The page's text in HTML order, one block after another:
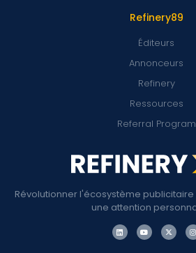
Révolutionner l'écosystème
une attention
Refinery89
Éditeurs
Annonceurs
Refinery
Ressources
Referral Program